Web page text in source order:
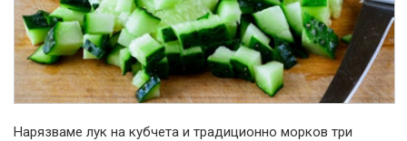
Нарязваме лук на кубчета и традиционно морков три